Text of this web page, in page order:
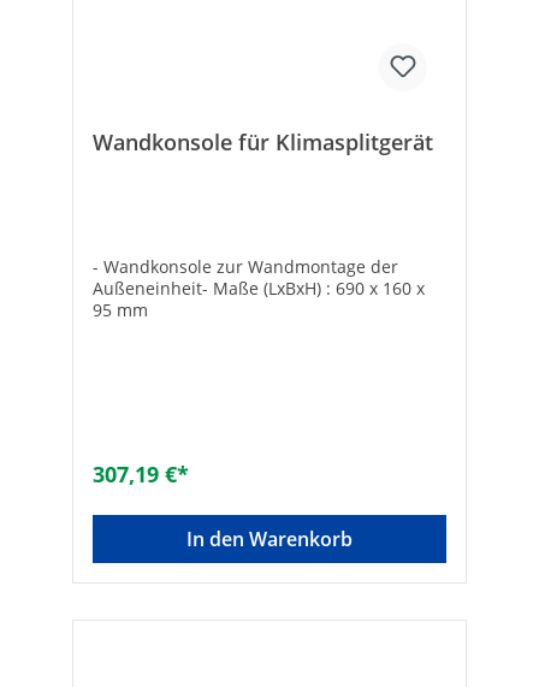
Wandkonsole für Klimasplitgerät
- Wandkonsole zur Wandmontage der
Außeneinheit- Maße (LxBxH) : 690 x 160 x
95 mm
307,19 €*
In den Warenkorb